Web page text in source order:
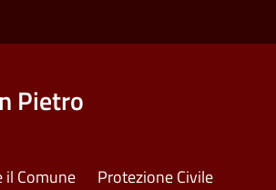
Pietro
il Comune Protezione Civile